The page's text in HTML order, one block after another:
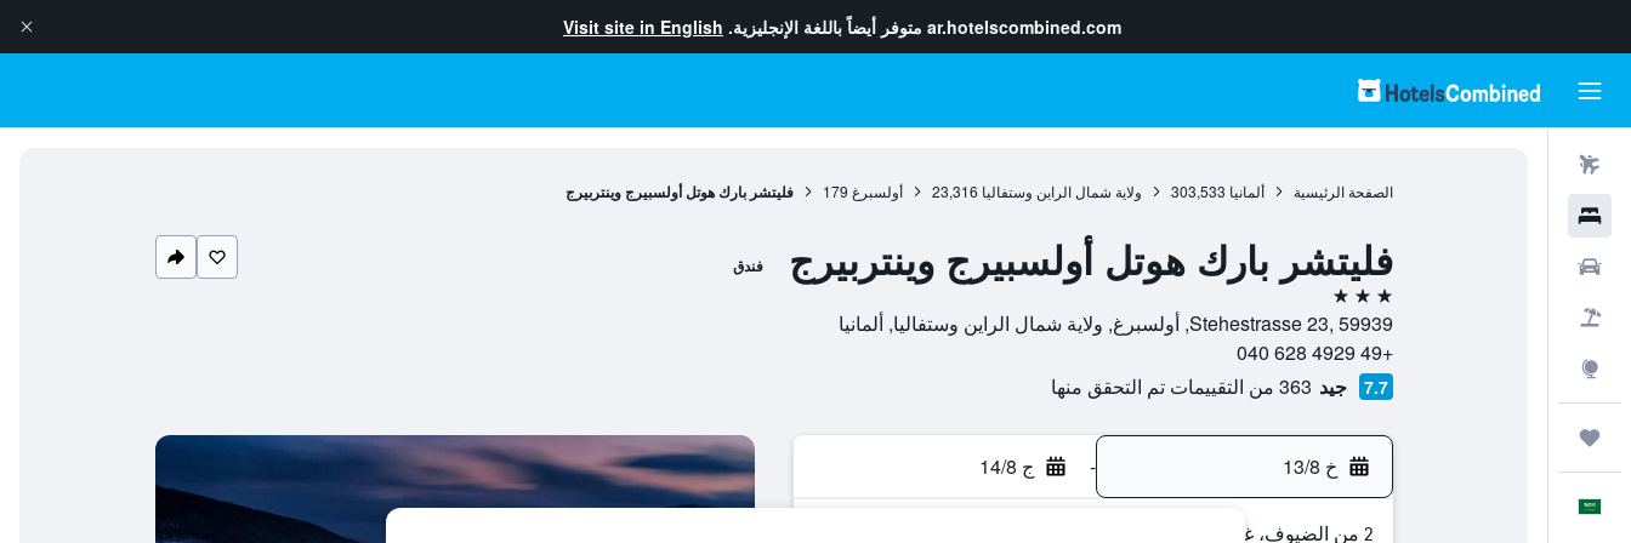
ar.hotelscombined.com متوفر أيضاً باللغة الإنجليزية. Visit site in English
الصفحة الرئيسية ألمانيا 303,533 ولاية شمال الراين وستفاليا 23,316 أولسبرغ 179 فليتشر بارك هوتل أولسبيرج وينتربيرج
فليتشر بارك هوتل أولسبيرج وينتربيرج فندق
3 نجوم
Stehestrasse 23, 59939, أولسبرغ, ولاية شمال الراين وستفاليا, ألمانيا
+49 4929 628 040
7.7 جيد 363 من التقييمات تم التحقق منها
خ 13/8 - ج 14/8
2 من الضيوف، غرفة واحدة